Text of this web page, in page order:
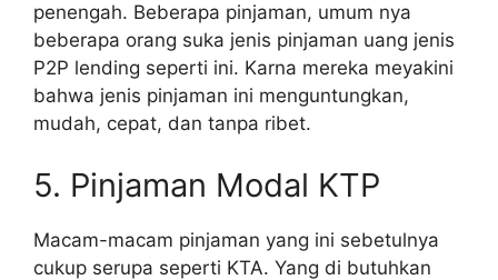
penengah. Beberapa pinjaman, umum nya
beberapa orang suka jenis pinjaman uang jenis
P2P lending seperti ini. Karna mereka meyakini
bahwa jenis pinjaman ini menguntungkan,
mudah, cepat, dan tanpa ribet.
5. Pinjaman Modal KTP
Macam-macam pinjaman yang ini sebetulnya
cukup serupa seperti KTA. Yang di butuhkan